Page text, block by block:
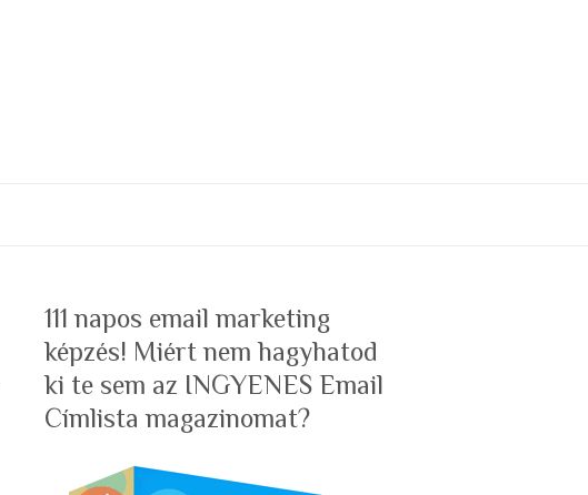
111 napos email marketing
képzés! Miért nem hagyhatod
ki te sem az INGYENES Email
Címlista magazinomat?